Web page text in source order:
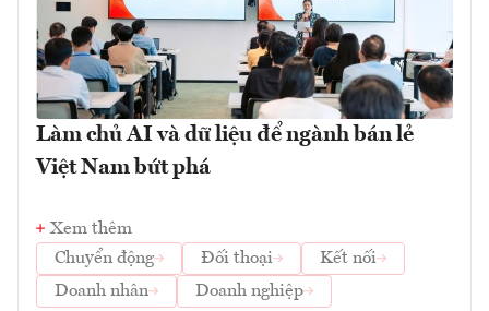
Làm chủ AI và dữ liệu để ngành bán lẻ
Việt Nam bứt phá
Xem thêm
Chuyển động
Đối thoại
Kết nối
Doanh nhân
Doanh nghiệp